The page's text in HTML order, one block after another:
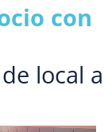
con
local a